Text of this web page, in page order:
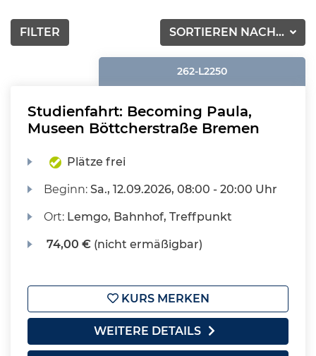
SORTIEREN NACH...
FILTER
262-L2250
Studienfahrt: Becoming Paula,
Museen Böttcherstraße Bremen
Plätze frei
Beginn:Sa., 12.09.2026, 08:00 - 20:00 Uhr
Ort: Lemgo, Bahnhof, Treffpunkt
74,00 € (nicht ermäßigbar)
KURS MERKEN
WEITERE DETAILS